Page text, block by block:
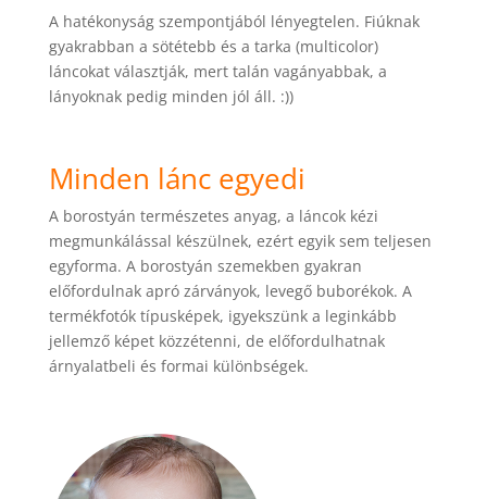
A hatékonyság szempontjából lényegtelen. Fiúknak
gyakrabban a sötétebb és a tarka (multicolor)
láncokat választják, mert talán vagányabbak, a
lányoknak pedig minden jól áll. :))
Minden lánc egyedi
A borostyán természetes anyag, a láncok kézi
megmunkálással készülnek, ezért egyik sem teljesen
egyforma. A borostyán szemekben gyakran
előfordulnak apró zárványok, levegő buborékok. A
termékfotók típusképek, igyekszünk a leginkább
jellemző képet közzétenni, de előfordulhatnak
árnyalatbeli és formai különbségek.